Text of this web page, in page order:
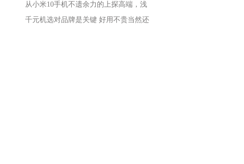
从小米10手机不遗余力的上探高端，浅
千元机选对品牌是关键 好用不贵当然还